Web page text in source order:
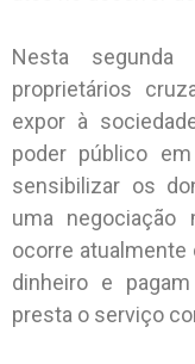
Nesta
proprietários
expor à
poder público
sensibilizar os
uma
ocorre
dinheiro e
presta o serviço